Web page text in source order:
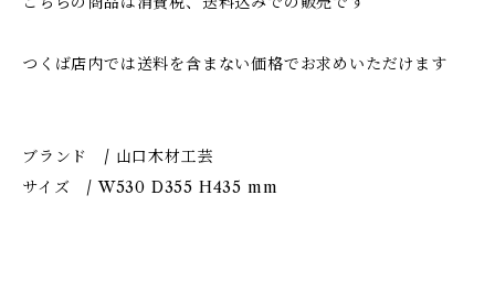
つくば店内では送料を含まない価格でお求めいただけます
ブランド / 山口木材工芸
サイズ / W530 D355 H435 mm